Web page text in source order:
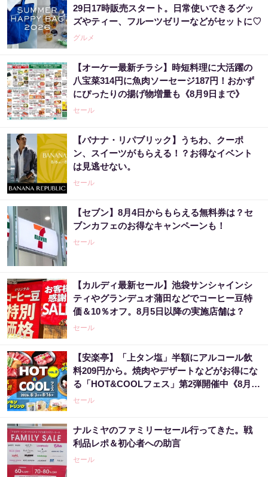
29日17時販売スタート。日常使いできるグッ
ズやティー、フルーツゼリーなどがセットに♡
グルメ
【オーケー最新チラシ】時短料理に大活躍の
八宝菜314円に魚肉ソーセージ187円！おかず
にぴったりの揚げ物増量も《8月9日まで》
セール
【バナナ・リパブリック】うちわ、クーポ
ン、スイーツがもらえる！？お得なイベント
は見逃せない。
セール
【セブン】8月4日からもらえる無料券は？セ
ブンカフェのお得なキャンペーンも！
セール
【カルディ最新セール】池袋サンシャインシ
ティやグランデュオ蒲田などでコーヒー豆特
価＆10％オフ。8月5日以降の実施店舗は？
セール
【安楽亭】「上タン塩」半額にアルコール飲
料209円から。焼肉やデザートなどがお得にな
る「HOT&COOLフェス」第2弾開催中《8月16
日まで》
セール
ナルミヤのファミリーセール行ってきた。戦
利品レポ＆初心者への助言
セール